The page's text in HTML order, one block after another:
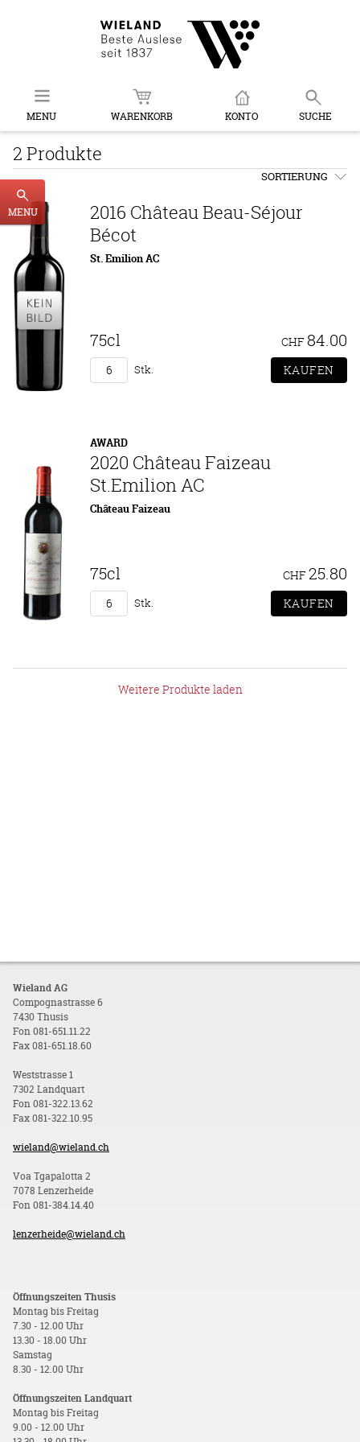
MENU WARENKORB KONTO SUCHE
MENU
2 Produkte
SORTIERUNG
2016 Château Beau-Séjour
Bécot
St. Emilion AC
75cl CHF 84.00
Stk.
AWARD
2020 Château Faizeau
St.Emilion AC
Château Faizeau
75cl CHF 25.80
Stk.
Weitere Produkte laden
Wieland AG
Compognastrasse 6
7430 Thusis
Fon 081-651.11.22
Fax 081-651.18.60
Weststrasse 1
7302 Landquart
Fon 081-322.13.62
Fax 081-322.10.95
wieland@wieland.ch
Voa Tgapalotta 2
7078 Lenzerheide
Fon 081-384.14.40
lenzerheide@wieland.ch
Öffnungszeiten Thusis
Montag bis Freitag
7.30 - 12.00 Uhr
13.30 - 18.00 Uhr
Samstag
8.30 - 12.00 Uhr
Öffnungszeiten Landquart
Montag bis Freitag
9.00 - 12.00 Uhr